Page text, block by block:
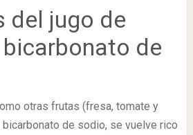
del jugo de
de
otras frutas (fresa, tomate y
bicarbonato de sodio, se vuelve rico